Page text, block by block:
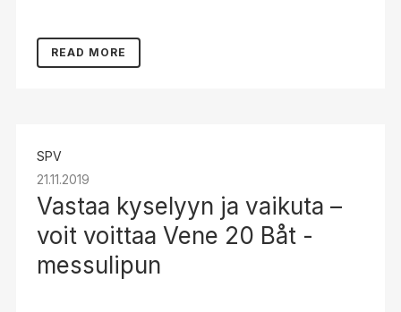
READ MORE
SPV
21.11.2019
Vastaa kyselyyn ja vaikuta –
voit voittaa Vene 20 Båt -
messulipun